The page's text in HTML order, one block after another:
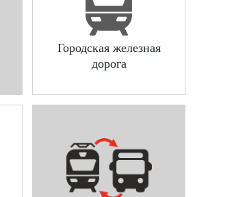
Городская железная
дорога